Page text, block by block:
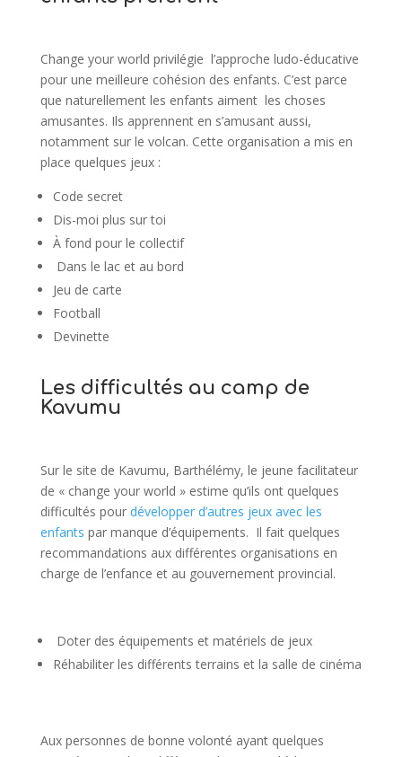
Change your world privilégie l’approche ludo-éducative
pour une meilleure cohésion des enfants. C’est parce
que naturellement les enfants aiment les choses
amusantes. Ils apprennent en s’amusant aussi,
notamment sur le volcan. Cette organisation a mis en
place quelques jeux :
Code secret
Dis-moi plus sur toi
À fond pour le collectif
Dans le lac et au bord
Jeu de carte
Football
Devinette
Les difficultés au camp de
Kavumu
Sur le site de Kavumu, Barthélémy, le jeune facilitateur
de « change your world » estime qu’ils ont quelques
difficultés pour développer d’autres jeux avec les
enfants par manque d’équipements. Il fait quelques
recommandations aux différentes organisations en
charge de l’enfance et au gouvernement provincial.
Doter des équipements et matériels de jeux
Réhabiliter les différents terrains et la salle de cinéma
Aux personnes de bonne volonté ayant quelques